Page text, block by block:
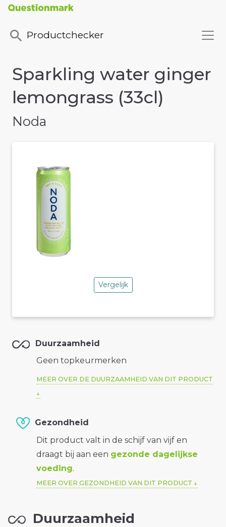
Productchecker
Sparkling water ginger
lemongrass (33cl)
Noda
Vergelijk
Duurzaamheid
Geen topkeurmerken
MEER OVER DE DUURZAAMHEID VAN DIT PRODUCT
Gezondheid
Dit product valt in de schijf van vijf en
draagt bij aan een gezonde dagelijkse
voeding.
MEER OVER GEZONDHEID VAN DIT PRODUCT
Duurzaamheid